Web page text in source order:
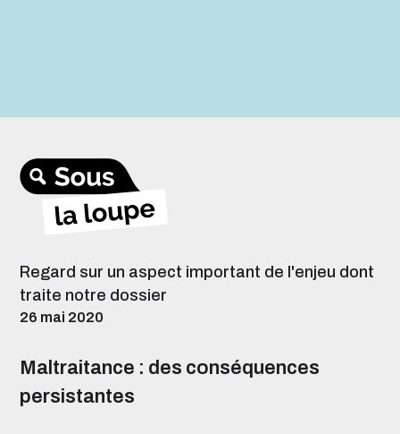
Regard sur un aspect important de l'enjeu dont
traite notre dossier
26 mai 2020
Maltraitance : des conséquences
persistantes